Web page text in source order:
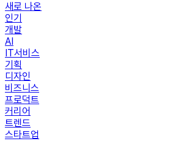
새로 나온
인기
개발
AI
IT서비스
기획
디자인
비즈니스
프로덕트
커리어
트렌드
스타트업